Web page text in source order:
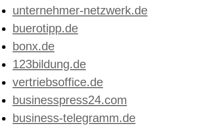
unternehmer-netzwerk.de
buerotipp.de
bonx.de
123bildung.de
vertriebsoffice.de
businesspress24.com
business-telegramm.de